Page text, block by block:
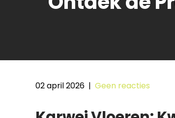
02 april 2026 | Geen reacties